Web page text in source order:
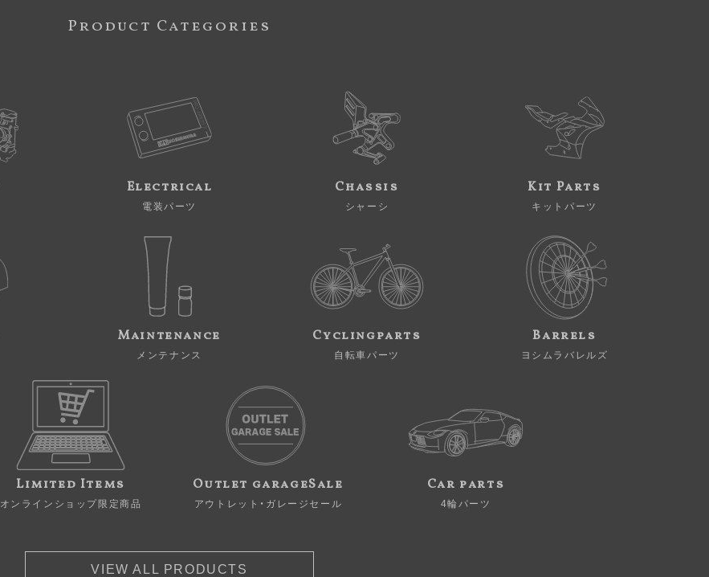
Product Categories
Electrical
電装パーツ
Chassis
シャーシ
Kit Parts
キットパーツ
Maintenance
メンテナンス
Cyclingparts
自転車パーツ
Barrels
ヨシムラバレルズ
Limited Items
オンラインショップ限定商品
Outlet garageSale
アウトレット・ガレージセール
Car parts
4輪パーツ
VIEW ALL PRODUCTS